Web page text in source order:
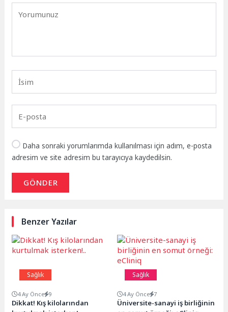
Daha sonraki yorumlarımda kullanılması için adım, e-posta
adresim ve site adresim bu tarayıcıya kaydedilsin.
GÖNDER
Benzer Yazılar
Sağlık
4 Ay Önce 9
Dikkat! Kış kilolarından
Sağlık
4 Ay Önce 7
Üniversite-sanayi iş birliğinin